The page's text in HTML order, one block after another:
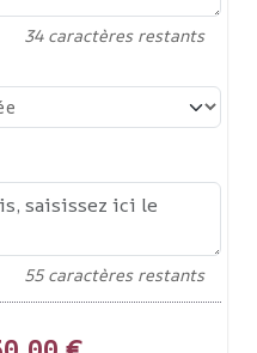
34caractères restants
55caractères restants